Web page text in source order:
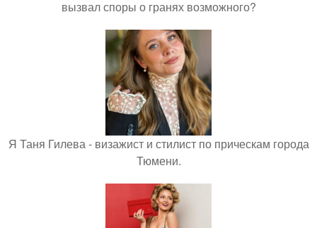
вызвал споры о гранях возможного?
Я Таня Гилева - визажист и стилист по прическам города
Тюмени.